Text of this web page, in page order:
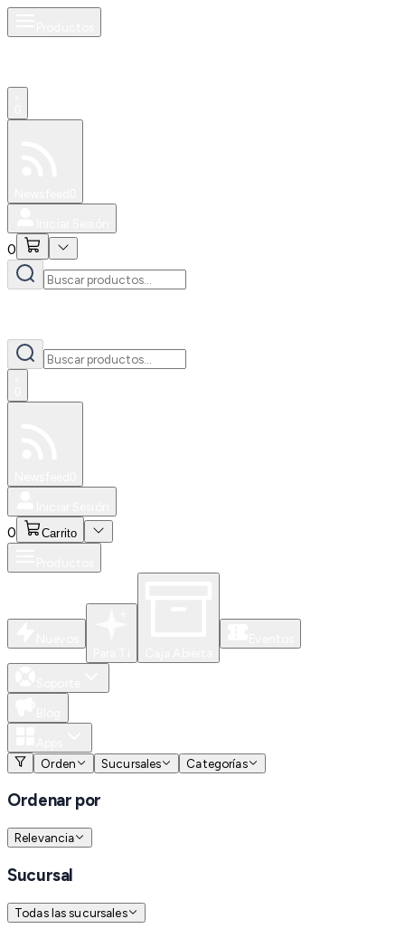
0
0 Carrito
Orden
Sucursales Categorías
Ordenar por
Relevancia
Sucursal
Todas las sucursales